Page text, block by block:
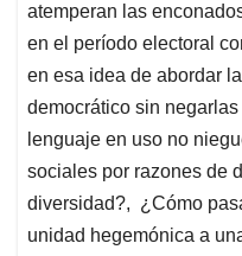
atemperan las
en el período electoral
en esa idea de abordar
democrático sin
lenguaje en uso no
sociales por razones de
diversidad?, ¿Cómo
unidad hegemónica a